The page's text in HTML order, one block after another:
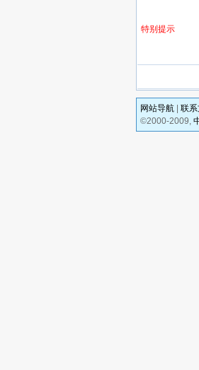
特别提示
网站导航 联
©2000-2009,